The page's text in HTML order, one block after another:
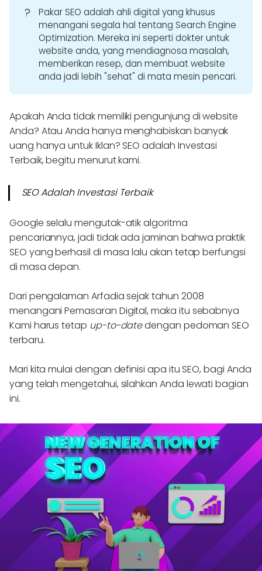
?
Pakar SEO adalah ahli digital yang khusus
menangani segala hal tentang Search Engine
Optimization. Mereka ini seperti dokter untuk
website anda, yang mendiagnosa masalah,
memberikan resep, dan membuat website
anda jadi lebih "sehat" di mata mesin pencari.
Apakah Anda tidak memiliki pengunjung di website
Anda? Atau Anda hanya menghabiskan banyak
uang hanya untuk Iklan? SEO adalah Investasi
Terbaik, begitu menurut kami.
SEO Adalah Investasi Terbaik
Google selalu mengutak-atik algoritma
pencariannya, jadi tidak ada jaminan bahwa praktik
SEO yang berhasil di masa lalu akan tetap berfungsi
di masa depan.
Dari pengalaman Arfadia sejak tahun 2008
menangani Pemasaran Digital, maka itu sebabnya
Kami harus tetap up-to-datedengan pedoman SEO
terbaru.
Mari kita mulai dengan definisi apa itu SEO, bagi Anda
yang telah mengetahui, silahkan Anda lewati bagian
ini.